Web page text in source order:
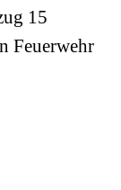
15
Feuerwehr